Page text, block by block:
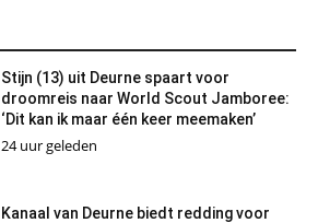
Stijn (13) uit Deurne spaart voor
droomreis naar World Scout Jamboree:
‘Dit kan ik maar één keer meemaken’
24 uur geleden
Kanaal van Deurne biedt redding voor